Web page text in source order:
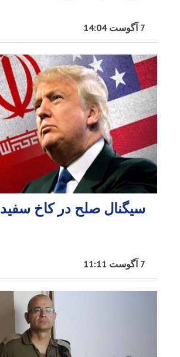
7 آگوست 14:04
سیگنال صلح در کاخ سفید
7 آگوست 11:11